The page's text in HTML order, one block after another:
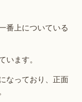
番上についている
ます。
なっており、正面